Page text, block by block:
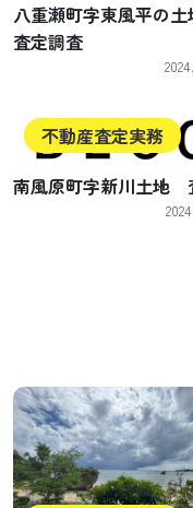
八重瀬町字東風平の土
査定調査
不動産査定実務
南風原町字新川土地